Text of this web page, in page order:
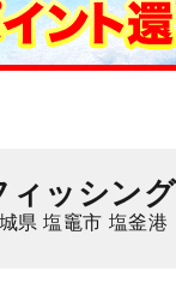
ィッシン
県 塩竈市 塩釜港